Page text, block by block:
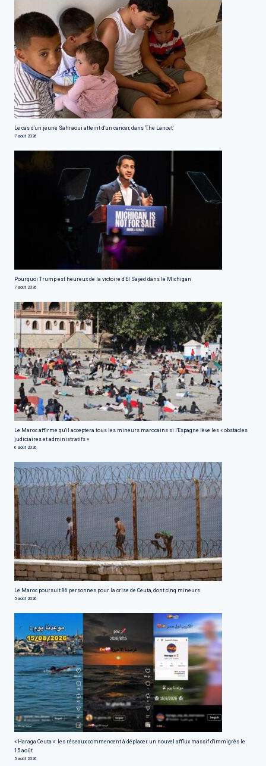
Le cas d'un jeune Sahraoui atteint d'un cancer, dans 'The Lancet'
7 août 2026
Pourquoi Trump est heureux de la victoire d'El Sayed dans le Michigan
7 août 2026
Le Maroc affirme qu'il acceptera tous les mineurs marocains si l'Espagne lève les « obstacles
judiciaires et administratifs »
6 août 2026
Le Maroc poursuit 86 personnes pour la crise de Ceuta, dont cinq mineurs
5 août 2026
« Haraga Ceuta »: les réseaux commencent à déplacer un nouvel afflux massif d'immigrés le
15 août
5 août 2026